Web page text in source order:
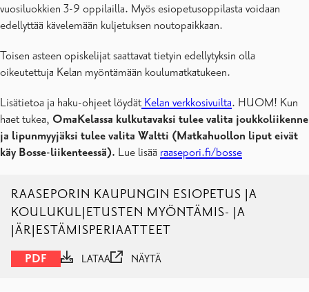
vuosiluokkien 3-9 oppilailla. Myös esiopetusoppilasta voidaan
edellyttää kävelemään kuljetuksen noutopaikkaan.
Toisen asteen opiskelijat saattavat tietyin edellytyksin olla
oikeutettuja Kelan myöntämään koulumatkatukeen.
Lisätietoa ja haku-ohjeet löydät Kelan verkkosivuilta. HUOM! Kun
haet tukea, OmaKelassa kulkutavaksi tulee valita joukkoliikenne
ja lipunmyyjäksi tulee valita Waltti (Matkahuollon liput eivät
käy Bosse-liikenteessä). Lue lisää raasepori.fi/bosse
RAASEPORIN KAUPUNGIN ESIOPETUS JA
KOULUKULJETUSTEN MYÖNTÄMIS- JA
JÄRJESTÄMISPERIAATTEET
PDF LATAA NÄYTÄ